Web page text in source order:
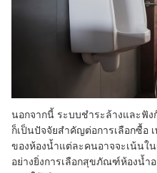
นอกจากนี้ ระบบชำระล้างและฟั
ก็เป็นปัจจัยสำคัญต่อการเลือกซื้อ
ของห้องน้ำแต่ละคนอาจจะเน้นใ
อย่างยิ่งการเลือกสุขภัณฑ์ห้องน้ำ